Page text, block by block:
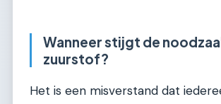
Wanneer stijgt de
zuurstof?
Het is een misverstand dat